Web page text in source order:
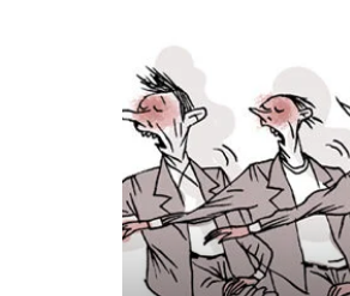
Adriana Marcolino destaca
impacto do salário mínimo na...
NILTON NECO
Sindec: 94 anos de união e
EDUARDO ANNUNCIATO CHICÃO
Sem salário digno e proteção